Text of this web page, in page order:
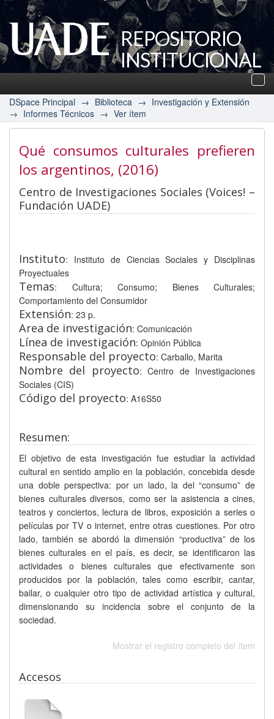
REPOSITORIO
INSTITUCIONAL
UADE
DSpace Principal → Biblioteca → Investigación y Extensión
→ Informes Técnicos → Ver ítem
Qué consumos culturales prefieren
los argentinos, (2016)
Centro de Investigaciones Sociales (Voices! –
Fundación UADE)
Instituto: Instituto de Ciencias Sociales y Disciplinas
Proyectuales
Temas: Cultura; Consumo; Bienes Culturales;
Comportamiento del Consumidor
Extensión: 23 p.
Area de investigación: Comunicación
Línea de investigación: Opinión Pública
Responsable del proyecto: Carballo, Marita
Nombre del proyecto: Centro de Investigaciones
Sociales (CIS)
Código del proyecto: A16S50
Resumen:
El objetivo de esta investigación fue estudiar la actividad
cultural en sentido amplio en la población, concebida desde
una doble perspectiva: por un lado, la del “consumo” de
bienes culturales diversos, como ser la asistencia a cines,
teatros y conciertos, lectura de libros, exposición a series o
películas por TV o internet, entre otras cuestiones. Por otro
lado, también se abordó la dimensión “productiva” de los
bienes culturales en el país, es decir, se identificaron las
actividades o bienes culturales que efectivamente son
producidos por la población, tales como escribir, cantar,
bailar, o cualquier otro tipo de actividad artística y cultural,
dimensionando su incidencia sobre el conjunto de la
sociedad.
Mostrar el registro completo del ítem
Accesos